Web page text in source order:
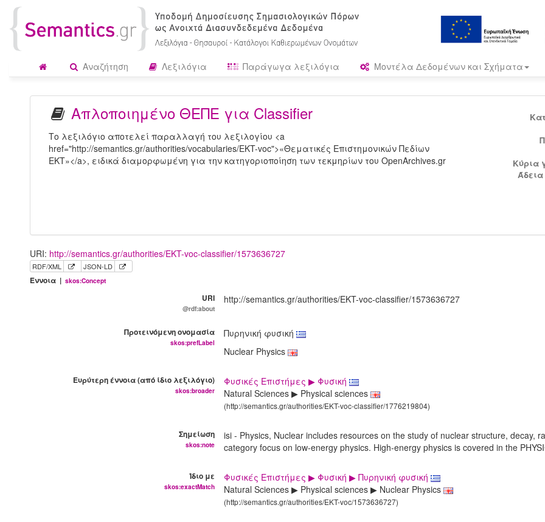
Αναζήτηση Λεξιλόγια Παράγωγα λεξιλόγια Μοντέλα Δεδομένων και Σχήματα
Απλοποιημένο ΘΕΠΕ για Classifier
Το λεξιλόγιο αποτελεί παραλλαγή του λεξιλογίου <a
href="http://semantics.gr/authorities/vocabularies/EKT-voc">«Θεματικές Επιστημονικών Πεδίων
ΕΚΤ»</a>, ειδικά διαμορφωμένη για την κατηγοριοποίηση των τεκμηρίων του OpenArchives.gr
Κύρια
URI: http://semantics.gr/authorities/EKT-voc-classifier/1573636727
RDF/XML JSON-LD
Έννοια | skos:Concept
URI
@rdf:about
http://semantics.gr/authorities/EKT-voc-classifier/1573636727
Προτεινόμενη ονομασία
skos:prefLabel
Πυρηνική φυσική
Nuclear Physics
Ευρύτερη έννοια (από ίδιο λεξιλόγιο)
skos:broader
Φυσικές Επιστήμες ▶ Φυσική
Natural Sciences ▶ Physical sciences
(http://semantics.gr/authorities/EKT-voc-classifier/1776219804)
Σημείωση
skos:note
isi - Physics, Nuclear includes resources on the study of nuclear structure, decay,
category focus on low-energy physics. High-energy physics is covered in the
Ίδιο με
skos:exactMatch
Φυσικές Επιστήμες ▶ Φυσική ▶ Πυρηνική φυσική
Natural Sciences ▶ Physical sciences ▶ Nuclear Physics
(http://semantics.gr/authorities/EKT-voc/1573636727)